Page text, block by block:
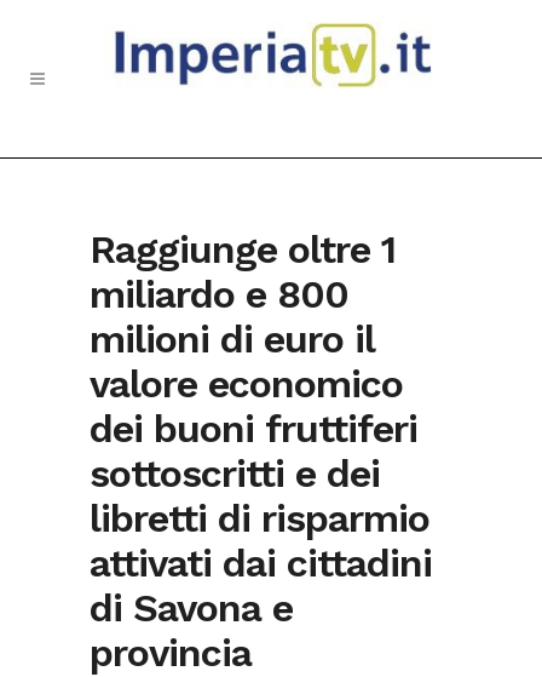
Raggiunge oltre 1
miliardo e 800
milioni di euro il
valore economico
dei buoni fruttiferi
sottoscritti e dei
libretti di risparmio
attivati dai cittadini
di Savona e
provincia